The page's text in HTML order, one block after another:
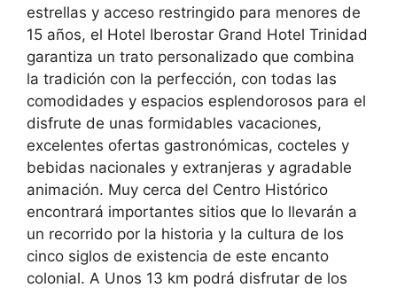
estrellas y acceso restringido para menores de
15 años, el Hotel Iberostar Grand Hotel Trinidad
garantiza un trato personalizado que combina
la tradición con la perfección, con todas las
comodidades y espacios esplendorosos para el
disfrute de unas formidables vacaciones,
excelentes ofertas gastronómicas, cocteles y
bebidas nacionales y extranjeras y agradable
animación. Muy cerca del Centro Histórico
encontrará importantes sitios que lo llevarán a
un recorrido por la historia y la cultura de los
cinco siglos de existencia de este encanto
colonial. A Unos 13 km podrá disfrutar de los